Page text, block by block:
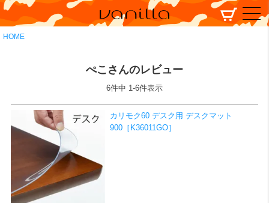
HOME
ぺこさんのレビュー
6件中 1-6件表示
カリモク60 デスク用 デスクマット
900［K36011GO］